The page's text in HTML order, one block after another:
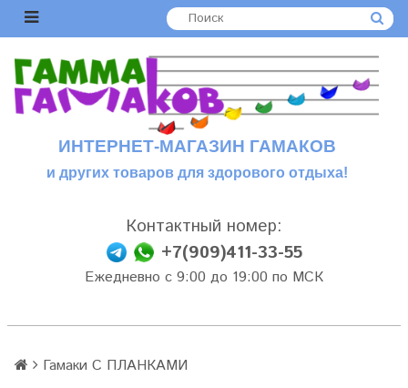
ИНТЕРНЕТ-МАГАЗИН ГАМАКОВ
и других товаров для здорового отдыха!
Контактный номер:
+7(909)411-33-55
Ежедневно с 9:00 до 19:00 по МСК
Гамаки С ПЛАНКАМИ